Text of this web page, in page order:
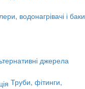
водонагрівачі і баки
джерела
Труби, фітинги,